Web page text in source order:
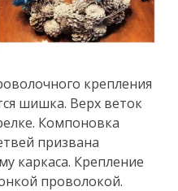
крепления
шишка. Верх веток
Компоновка
призвана
каркаса. Крепление
проволокой.